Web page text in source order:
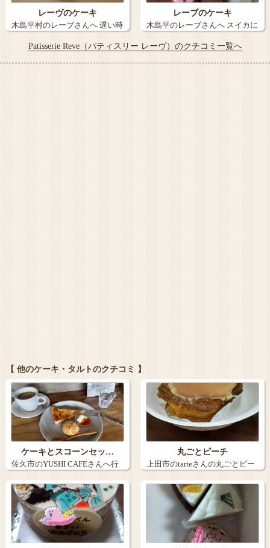
レーヴのケーキ
木島平村のレーブさんへ 遅い時
レーブのケーキ
木島平のレーブさんへ スイカに
メロンに…
Patisserie Reve（パティスリー レーヴ）のクチコミ一覧へ
【 他のケーキ・タルトのクチコミ 】
ケーキとスコーンセッ…
佐久市のYUSHI CAFEさんへ行
きま…
丸ごとピーチ
上田市のtarteさんの丸ごとピー
チ。９…